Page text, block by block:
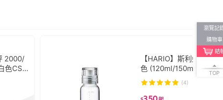
2000/
色CST
【HARIO】斯利姆調味
色 (120ml/150ml/
(4)
瀏覽記
購物車
結
TOP